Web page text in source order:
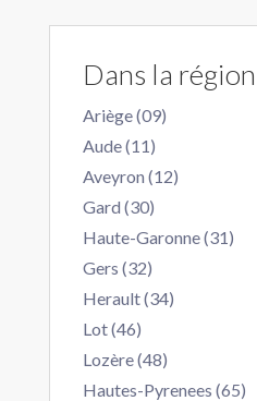
Dans la
Ariège (09)
Aude (11)
Aveyron (12)
Gard (30)
Haute-Garonne (31)
Gers (32)
Herault (34)
Lot (46)
Lozère (48)
Hautes-Pyrenees (65)